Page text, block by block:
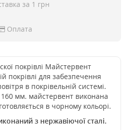
за 1 грн
Оплата
покрівлі Майстервент
покрівлі для забезпечення
в покрівельній системі.
мм. майстервент виконана
в чорному кольорі.
з нержавіючої сталі.